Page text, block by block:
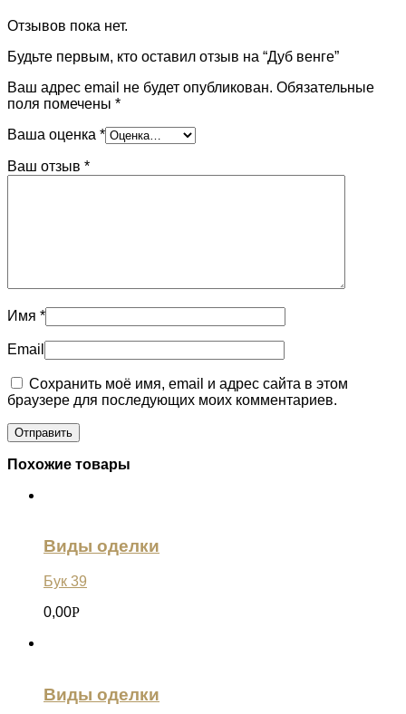
Отзывов пока нет.
Будьте первым, кто оставил отзыв на “Дуб венге”
Ваш адрес email не будет опубликован. Обязательные
поля помечены *
Ваша оценка *
Ваш отзыв *
Имя *
Email
Сохранить моё имя, email и адрес сайта в этом
браузере для последующих моих комментариев.
Похожие товары
Виды оделки
Бук 39
0,00Р
Виды оделки